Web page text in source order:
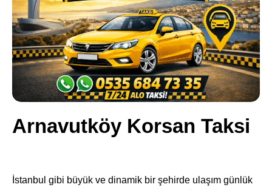
Arnavutköy Korsan Taksi
İstanbul gibi büyük ve dinamik bir şehirde ulaşım günlük